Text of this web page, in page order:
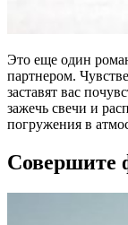
Это еще один
партнером.
заставят вас
зажечь свечи и
погружения в
Совершите